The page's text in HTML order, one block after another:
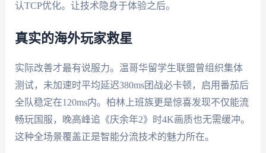
认TCP优化。让技术隐身于体验之后。
真实的海外玩家救星
实际改善才最有说服力。温哥华留学生联盟曾组织集体
测试，未加速时平均延迟380ms团战必卡顿，启用番茄后
全队稳定在120ms内。柏林上班族更是惊喜发现不仅能流
畅玩国服，晚高峰追《庆余年2》时4K画质也无需缓冲。
这种全场景覆盖正是智能分流技术的魅力所在。